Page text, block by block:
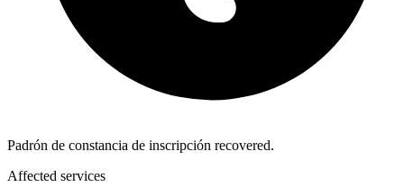
Padrón de constancia de inscripción recovered.
Affected services